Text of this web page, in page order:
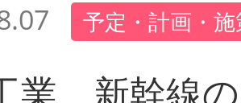
予定・計画・
業 新幹線